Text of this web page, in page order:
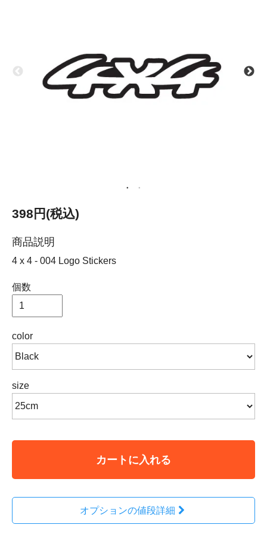
398円(税込)
商品説明
4 x 4 - 004 Logo Stickers
個数
color
size
カートに入れる
オプションの値段詳細